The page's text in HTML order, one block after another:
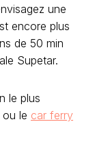
une
encore plus
de 50 min
Supetar.
le plus
le car ferry